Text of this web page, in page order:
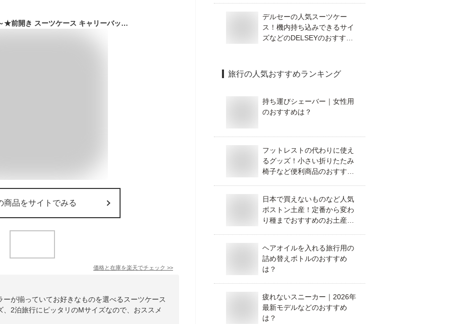
★クーポンで7199円～★前開き スーツケース キャリーバッグ キャリーケース フロントオープン ファスナータイプ smサイズ 前ポケット USBポート付き カップホルダー付き 軽量 機内持ち込み 機内持込 トップオープン 小型 出張旅行 メンズ 高評価8029
商品をサイトでみる
価格と在庫を楽天でチェック >>
が揃っていてお好きなものを選べるスーツケース
2泊旅行にピッタリのMサイズなので、おススメ
デルセーの人気スーツケー
ス！機内持ち込みできるサイ
ズなどのDELSEYのおすすめ
旅行の人気おすすめランキング
持ち運びシェーバー｜女性用
のおすすめは？
フットレストの代わりに使え
るグッズ！小さい折りたたみ
椅子など便利商品のおすすめ
日本で買えないものなど人気
ボストン土産！定番から変わ
り種までおすすめのお土産を
ヘアオイルを入れる旅行用の
詰め替えボトルのおすすめ
は？
疲れないスニーカー｜2026年
最新モデルなどのおすすめ
は？